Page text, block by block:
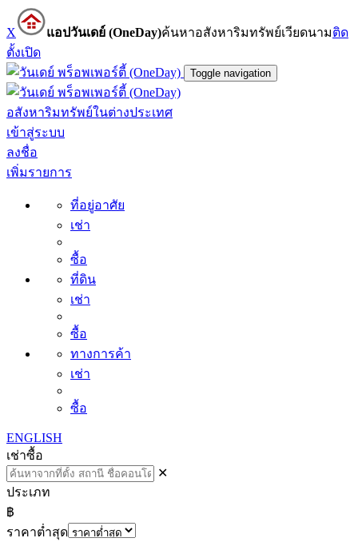
X แอปวันเดย์ (OneDay)ค้นหาอสังหาริมทรัพย์เวียดนามติด
ตั้งเปิด
Toggle navigation
อสังหาริมทรัพย์ในต่างประเทศ
เข้าสู่ระบบ
ลงชื่อ
เพิ่มรายการ
ที่อยู่อาศัย
เช่า
ซื้อ
ที่ดิน
เช่า
ซื้อ
ทางการค้า
เช่า
ซื้อ
ENGLISH
เช่าซื้อ
✕
ประเภท
฿
ราคาต่ำสุด